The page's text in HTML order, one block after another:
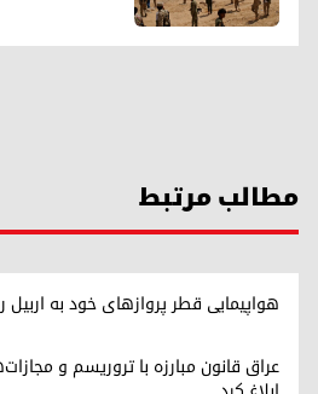
مطالب مرتبط
هواپیمایی قطر پروازهای خود به اربیل
عراق قانون مبارزه با تروریسم و